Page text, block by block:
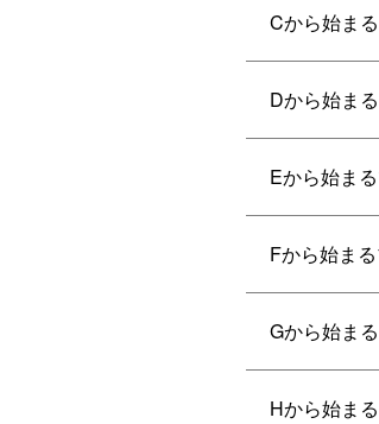
Cから始ま
Dから始ま
Eから始ま
Fから始ま
Gから始ま
Hから始ま